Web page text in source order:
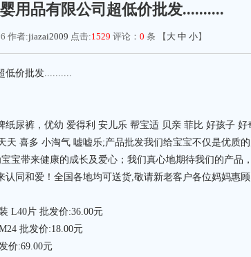
用品有限公司超低价批发..........
作者:jiazai2009 点击:1529 评论： 0 条 【 大 中 小】
低价批发..........
纸尿裤，优幼 爱得利 安儿乐 帮宝适 贝亲 菲比 好孩子 好
天 喜多 小淘气 嘘嘘乐;产品批发我们给宝宝不仅是优质
宝带来健康的成长及爱心；我们真心地期待我们的产品
认同和爱！全国各地均可送货,敬请新老客户各位妈妈惠
L40片 批发价:36.00元
批发价:18.00元
价:69.00元